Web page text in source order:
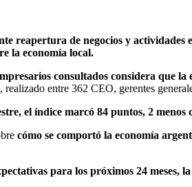
reapertura de negocios y actividades
la economía local.
consultados considera que
, realizado entre 362 CEO, gerentes
el índice marcó 84 puntos, 2 menos
cómo se comportó la economía
para los próximos 24 meses,